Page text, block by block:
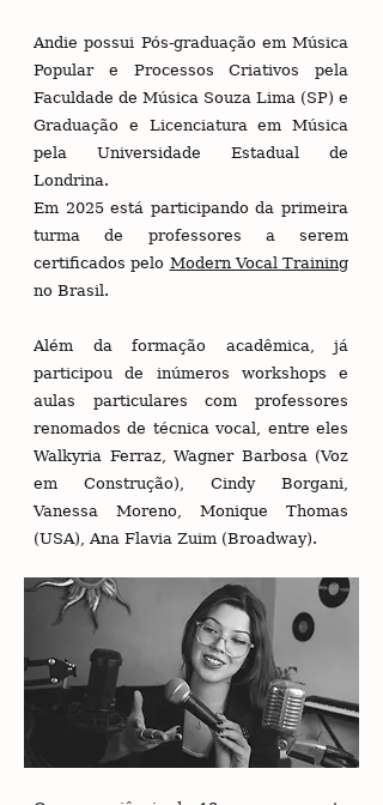
Andie possui Pós-graduação em Música
Popular e Processos Criativos pela
Faculdade de Música Souza Lima (SP) e
Graduação e Licenciatura em Música
pela Universidade Estadual de
Londrina.
Em 2025 está participando da primeira
turma de professores a serem
certificados pelo Modern Vocal Training
no Brasil.
Além da formação acadêmica, já
participou de inúmeros workshops e
aulas particulares com professores
renomados de técnica vocal, entre eles
Walkyria Ferraz, Wagner Barbosa (Voz
em Construção), Cindy Borgani,
Vanessa Moreno, Monique Thomas
(USA), Ana Flavia Zuim (Broadway).